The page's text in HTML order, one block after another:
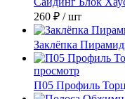
260 ₽ / шт
Заклёпка
просмотр
П05 Профиль